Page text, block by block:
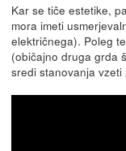
Kar se tiče estetike,
mora imeti
električnega). Poleg
(običajno druga grda
sredi stanovanja vzeti